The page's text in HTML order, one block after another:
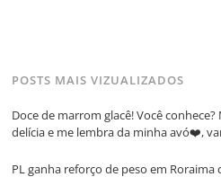
POSTS MAIS VIZUALIZADOS
Doce de marrom glacê! Você
delícia e me lembra da minha avó❤️,
PL ganha reforço de peso em